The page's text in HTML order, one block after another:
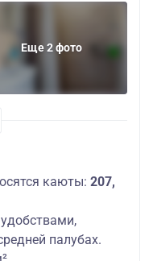
Еще 2 фото
каюты: 207,
палубах.